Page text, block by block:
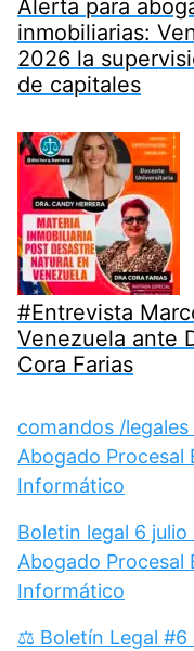
Alerta para
inmobiliarias:
2026 la
de capitales
#Entrevista
Venezuela ante
Cora Farias
comandos /
Abogado
Informático
Boletin legal 6
Abogado
Informático
⚖️ Boletín Legal #6